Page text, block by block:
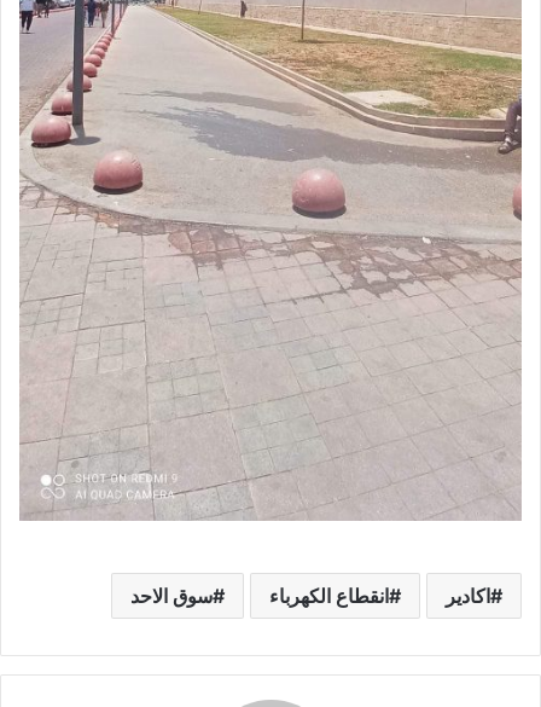
اكادير انقطاع الكهرباء سوق الاحد